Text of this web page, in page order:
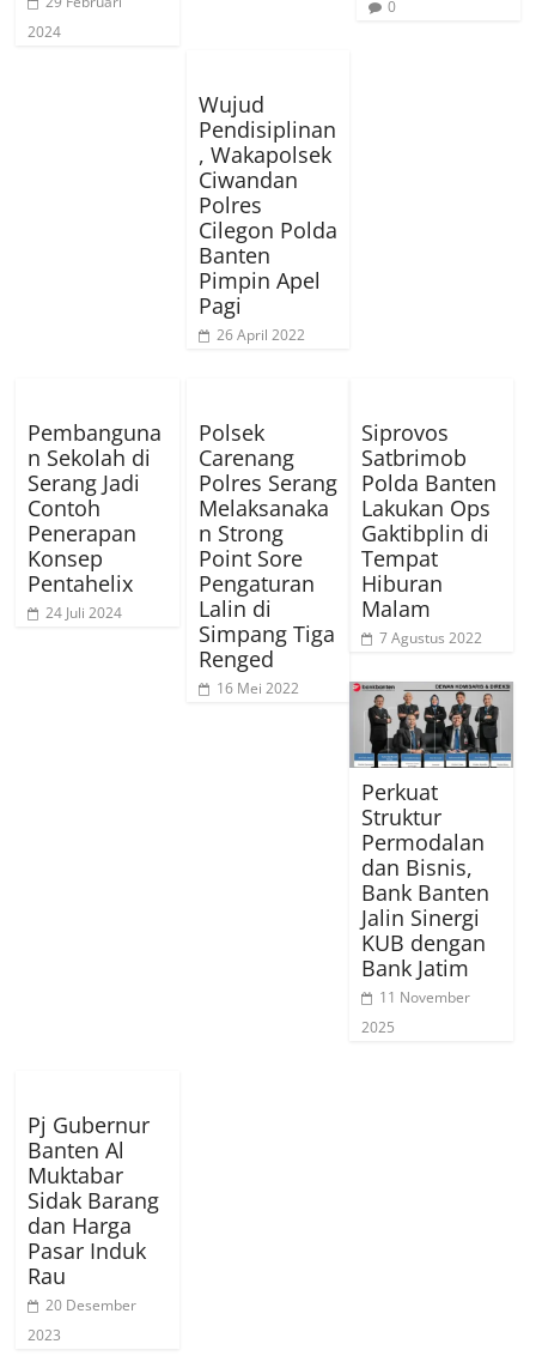
2024
0
Wujud
Pendisiplinan
, Wakapolsek
Ciwandan
Polres
Cilegon Polda
Banten
Pimpin Apel
Pagi
26 April 2022
Pembanguna
n Sekolah di
Serang Jadi
Contoh
Penerapan
Konsep
Pentahelix
24 Juli 2024
Polsek
Carenang
Polres Serang
Melaksanaka
n Strong
Point Sore
Pengaturan
Lalin di
Simpang Tiga
Renged
16 Mei 2022
Siprovos
Satbrimob
Polda Banten
Lakukan Ops
Gaktibplin di
Tempat
Hiburan
Malam
7 Agustus 2022
Perkuat
Struktur
Permodalan
dan Bisnis,
Bank Banten
Jalin Sinergi
KUB dengan
Bank Jatim
11 November
2025
Pj Gubernur
Banten Al
Muktabar
Sidak Barang
dan Harga
Pasar Induk
Rau
20 Desember
2023